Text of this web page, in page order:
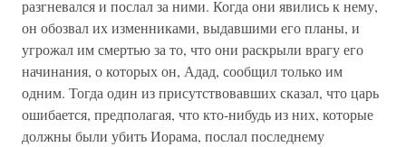
разгневался и послал за ними. Когда они явились к нему,
он обозвал их изменниками, выдавшими его планы, и
угрожал им смертью за то, что они раскрыли врагу его
начинания, о которых он, Адад, сообщил только им
одним. Тогда один из присутствовавших сказал, что царь
ошибается, предполагая, что кто-нибудь из них, которые
должны были убить Иорама, послал последнему